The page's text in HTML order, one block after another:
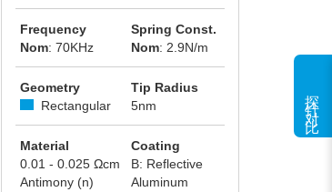
Frequency
Nom: 70KHz
Spring Const.
Nom: 2.9N/m
Geometry
Rectangular
Tip Radius
5nm
Material
0.01 - 0.025 Ωcm
Antimony (n)
Coating
B: Reflective
Aluminum
探针对比